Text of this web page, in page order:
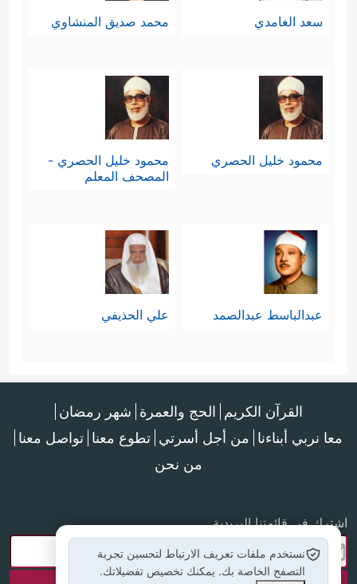
سعد الغامدي محمد صديق المنشاوي
محمود خليل الحصري
محمود خليل الحصري -
المصحف المعلم
عبدالباسط عبدالصمد علي الحذيفي
القرآن الكريم الحج والعمرة شهر رمضان
معا نربي أبناءنا من أجل أسرتي تطوع معنا تواصل معنا
من نحن
اشترك في قائمتنا البريدية
نستخدم ملفات تعريف الارتباط لتحسين تجربة
التصفح الخاصة بك. يمكنك تخصيص تفضيلاتك.